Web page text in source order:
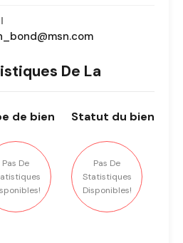
De La
de bien
Pas De
Statut du bien
Pas De
Statistiques
Disponibles!